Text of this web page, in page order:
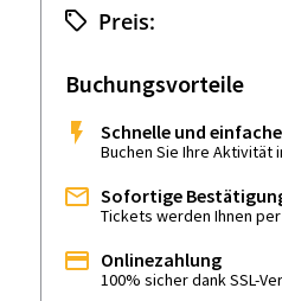
Wein
Preis:
Buchungsvorteile
Schnelle und
Buchen Sie Ihre Aktivität
Sofortige
Tickets werden Ihnen
Onlinezahlung
100% sicher dank SSL-